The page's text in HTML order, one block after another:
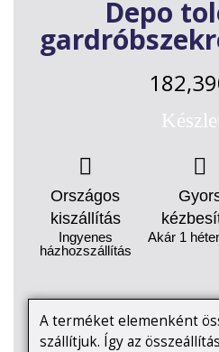
Depo
Országos
kiszállítás
Ingyenes
házhozszállítás
Akár 1
A terméket elemenként
szállítjuk. Így az